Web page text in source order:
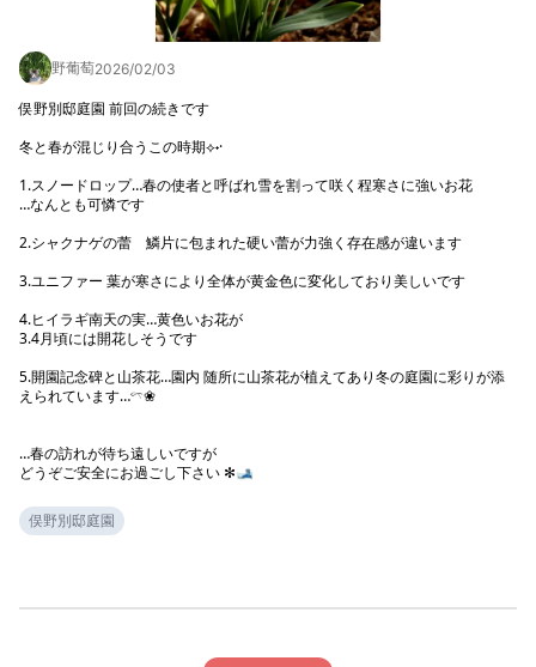
野葡萄2026/02/03
俣野別邸庭園 前回の続きです
冬と春が混じり合うこの時期⟡˖·
1.スノードロップ…春の使者と呼ばれ雪を割って咲く程寒さに強いお花
…なんとも可憐です
2.シャクナゲの蕾　鱗片に包まれた硬い蕾が力強く存在感が違います
3.ユニファー 葉が寒さにより全体が黄金色に変化しており美しいです
4.ヒイラギ南天の実…黄色いお花が
3.4月頃には開花しそうです
5.開園記念碑と山茶花…園内 随所に山茶花が植えてあり冬の庭園に彩りが添
えられています…𓍼❀
…春の訪れが待ち遠しいですが
俣野別邸庭園